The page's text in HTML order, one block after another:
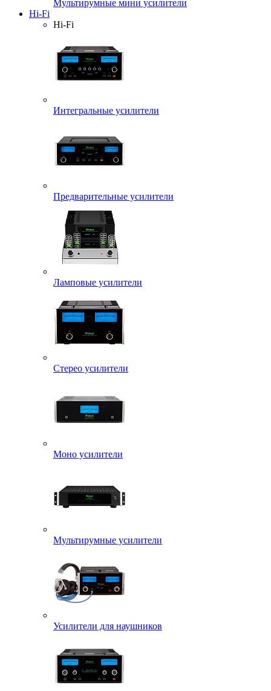
Мультирумные мини усилители
Hi-Fi
Hi-Fi
Интегральные усилители
Предварительные усилители
Ламповые усилители
Стерео усилители
Моно усилители
Мультирумные усилители
Усилители для наушников